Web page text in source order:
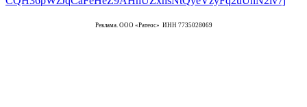
Реклама. ООО «Ратеос» ИНН 7735028069